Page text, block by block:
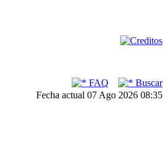
FAQ
Buscar
Fecha actual 07 Ago 2026 08:35